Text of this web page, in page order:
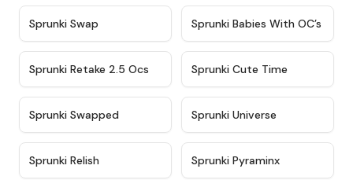
Sprunki Swap ★ 4.8
Sprunki Babies With OC’s
★ 4.6
Sprunki Retake 2.5 Ocs Sprunki Cute Time
Sprunki Swapped Sprunki Universe
Sprunki Relish Sprunki Pyraminx